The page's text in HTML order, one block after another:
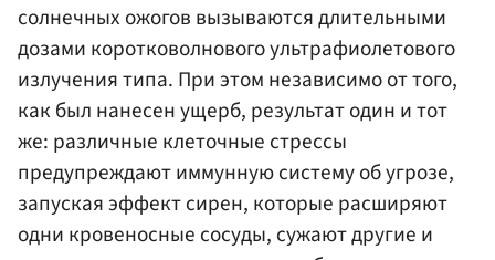
солнечных ожогов вызываются длительными
дозами коротковолнового ультрафиолетового
излучения типа. При этом независимо от того,
как был нанесен ущерб, результат один и тот
же: различные клеточные стрессы
предупреждают иммунную систему об угрозе,
запуская эффект сирен, которые расширяют
одни кровеносные сосуды, сужают другие и